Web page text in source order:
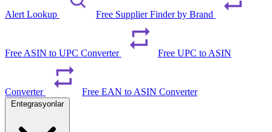
Alert Lookup Free Supplier Finder by Brand
Free ASIN to UPC Converter Free UPC to ASIN
Converter Free EAN to ASIN Converter
Entegrasyonlar